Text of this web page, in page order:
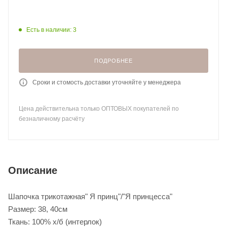
Есть в наличии: 3
ПОДРОБНЕЕ
Сроки и стомость доставки уточняйте у менеджера
Цена действительна только ОПТОВЫХ покупателей по
безналичному расчёту
Описание
Шапочка трикотажная" Я принц"/"Я принцесса"
Размер: 38, 40см
Ткань: 100% х/б (интерлок)